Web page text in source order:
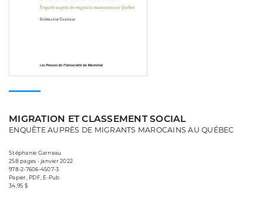
MIGRATION ET CLASSEMENT SOCIAL
ENQUÊTE AUPRÈS DE MIGRANTS MAROCAINS AU QUÉBEC
Stéphanie Garneau
258 pages • janvier 2022
978-2-7606-4507-3
Papier, PDF, E-Pub
34,95 $